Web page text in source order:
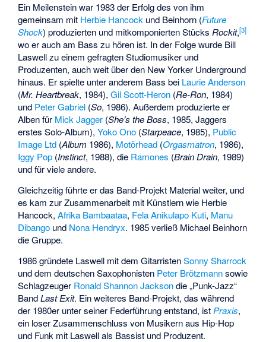
Ein Meilenstein war 1983 der Erfolg des von ihm
gemeinsam mit Herbie Hancock und Beinhorn (Future
Shock) produzierten und mitkomponierten StücksRockit,[3]
wo er auch am Bass zu hören ist. In der Folge wurde Bill
Laswell zu einem gefragten Studiomusiker und
Produzenten, auch weit über den New Yorker Underground
hinaus. Er spielte unter anderem Bass bei Laurie Anderson
(Mr. Heartbreak, 1984),Gil Scott-Heron (Re-Ron, 1984)
und Peter Gabriel (So, 1986). Außerdem produzierte er
Alben für Mick Jagger (She’s the Boss, 1985, Jaggers
erstes Solo-Album),Yoko Ono (Starpeace, 1985), Public
Image Ltd (Album 1986), Motörhead (Orgasmatron, 1986),
Iggy Pop (Instinct, 1988), die Ramones (Brain Drain, 1989)
und für viele andere.
Gleichzeitig führte er das Band-Projekt Material weiter, und
es kam zur Zusammenarbeit mit Künstlern wie Herbie
Hancock,Afrika Bambaataa, Fela Anikulapo Kuti, Manu
Dibango und Nona Hendryx. 1985 verließ Michael Beinhorn
die Gruppe.
1986 gründete Laswell mit dem GitarristenSonny Sharrock
und dem deutschen Saxophonisten Peter Brötzmannsowie
Schlagzeuger Ronald Shannon Jacksondie „Punk-Jazz“
BandLast Exit. Ein weiteres Band-Projekt, das während
der 1980er unter seiner Federführung entstand, ist Praxis,
ein loser Zusammenschluss von Musikern aus Hip-Hop
und Funk mit Laswell als Bassist und Produzent.